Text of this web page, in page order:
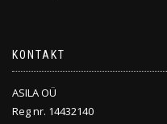
KONTAKT
ASILA OÜ
Reg nr. 14432140